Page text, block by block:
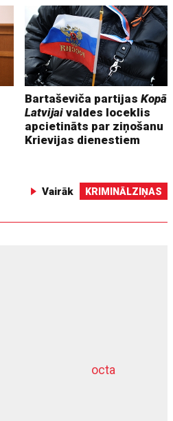
Bartaševiča partijasKopā
Latvijai valdes loceklis
apcietināts par ziņošanu
Krievijas dienestiem
Vairāk KRIMINĀLZIŅAS
octa
dziļurbums